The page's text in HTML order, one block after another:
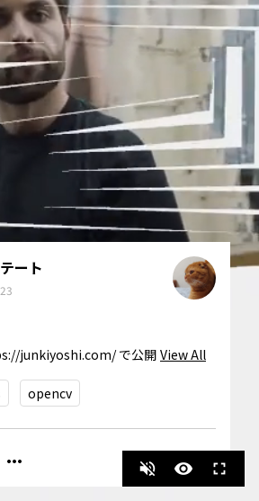
ート
junkiyoshi.com/ で公開 View All
opencv
more_horiz volume_off visibility fullscreen